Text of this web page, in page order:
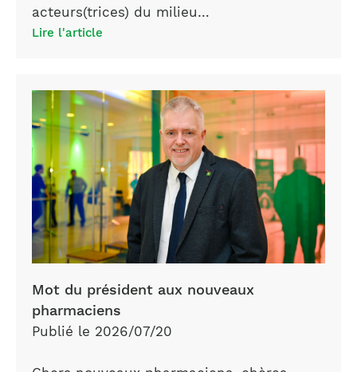
acteurs(trices) du milieu…
Lire l'article
Mot du président aux nouveaux
pharmaciens
Publié le 2026/07/20